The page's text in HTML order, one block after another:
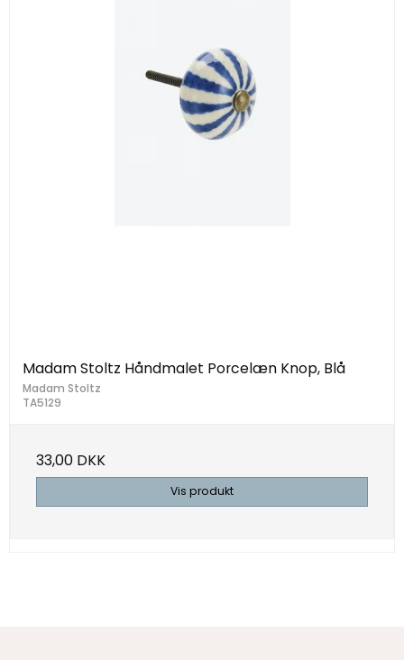
Madam Stoltz Håndmalet Porcelæn Knop, Blå
Madam Stoltz
TA5129
33,00 DKK
Vis produkt